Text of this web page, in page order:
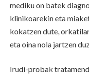
mediku on batek
klinikoarekin eta
kokatzen dute,
eta oina nola jartzen
Irudi-probak